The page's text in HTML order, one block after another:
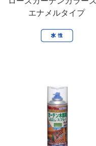
エナメルタイプ